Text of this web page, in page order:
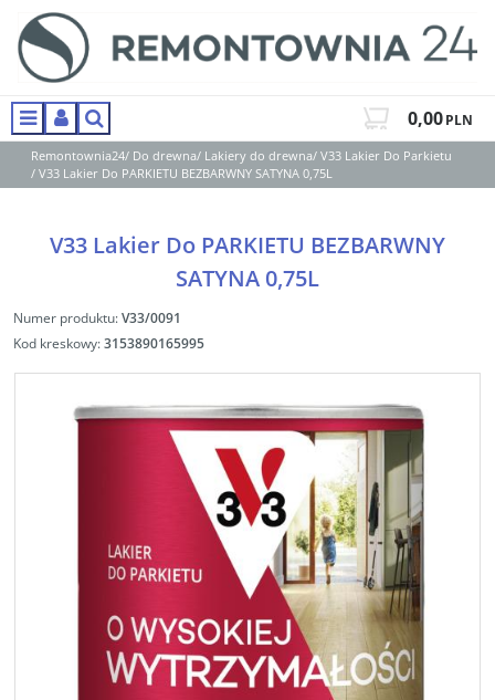
MenuPanelSzukaj 0,00PLN
Remontownia24/ Do drewna/ Lakiery do drewna/ V33 Lakier Do Parkietu
/ V33 Lakier Do PARKIETU BEZBARWNY SATYNA 0,75L
V33 Lakier Do PARKIETU BEZBARWNY
SATYNA 0,75L
Numer produktu:V33/0091
Kod kreskowy:3153890165995